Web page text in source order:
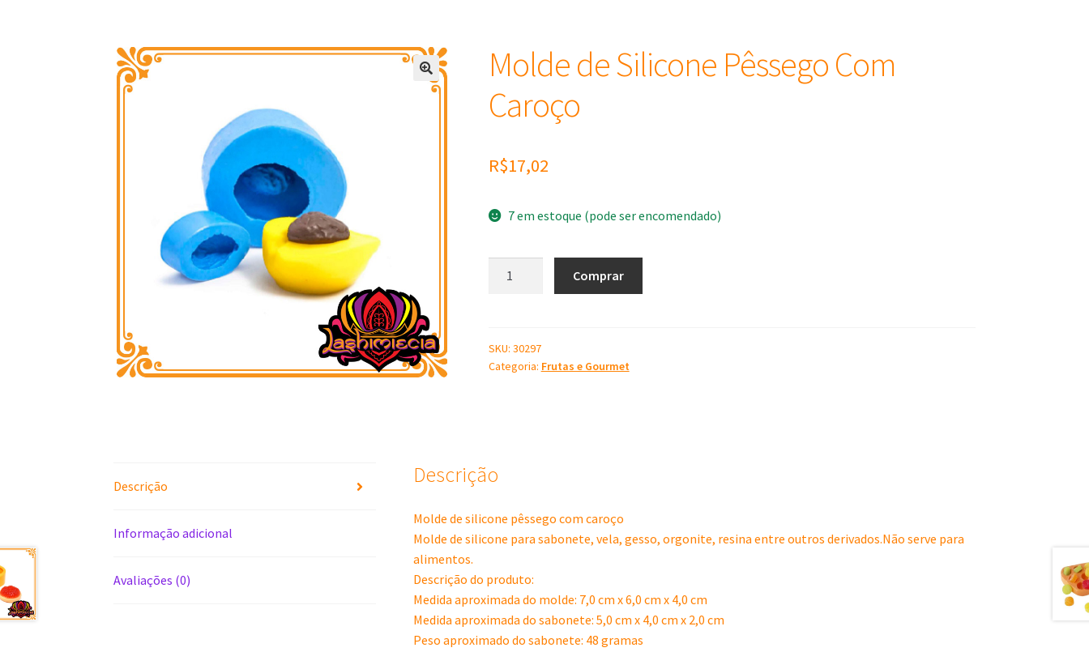
Molde de Silicone Pêssego Com
Caroço
R$17,02
7 em estoque (pode ser encomendado)
Com
Caroço
Comprar
SKU: 30297
Categoria: Frutas e Gourmet
Descrição
Informação adicional
Avaliações (0)
Descrição
Molde de silicone pêssego com caroço
Molde de silicone para sabonete, vela, gesso, orgonite, resina entre outros derivados.Não serve para
alimentos.
Descrição do produto:
Medida aproximada do molde: 7,0 cm x 6,0 cm x 4,0 cm
Medida aproximada do sabonete: 5,0 cm x 4,0 cm x 2,0 cm
Peso aproximado do sabonete: 48 gramas